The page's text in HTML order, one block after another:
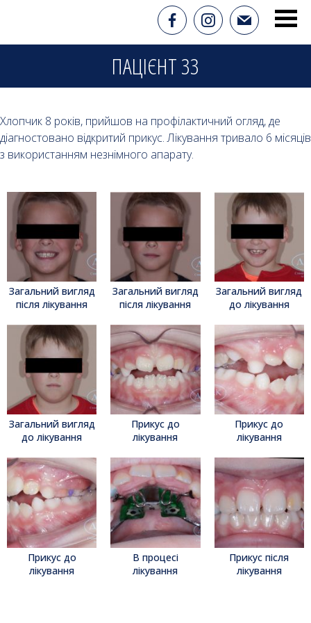
ПАЦІЄНТ 33
Хлопчик 8 років, прийшов на профілактичний огляд, де
діагностовано відкритий прикус. Лікування тривало 6 місяців
з використанням незнімного апарату.
Загальний вигляд
після лікування
Загальний вигляд
після лікування
Загальний вигляд
до лікування
Загальний вигляд
до лікування
Прикус до
лікування
Прикус до
лікування
Прикус до
лікування
В процесі
лікування
Прикус після
лікування